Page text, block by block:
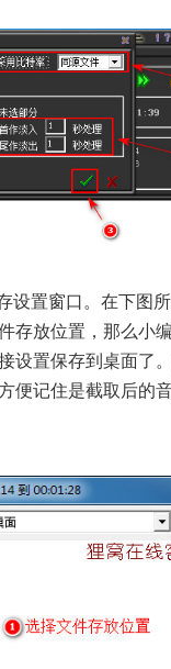
置窗口。在下图所
存放位置，那么小
设置保存到桌面了
便记住是截取后的